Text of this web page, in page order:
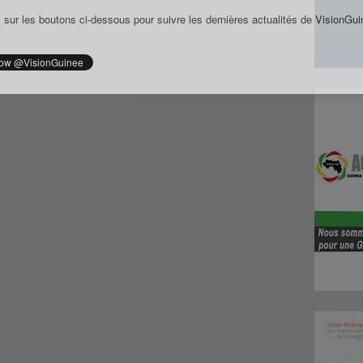
sur les boutons ci-dessous pour suivre les dernières actualités de